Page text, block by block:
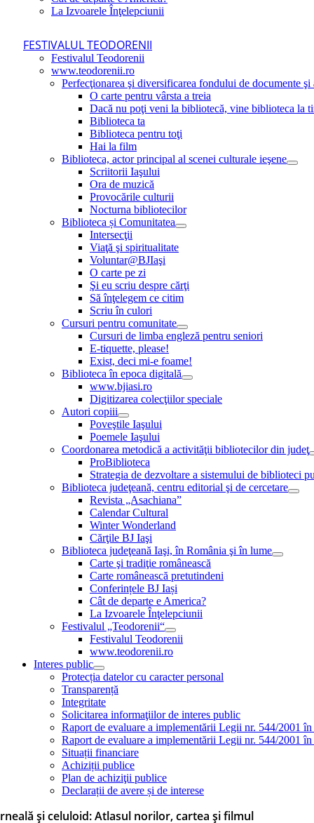
La Izvoarele Înţelepciunii
FESTIVALUL TEODORENII
Festivalul Teodorenii
www.teodorenii.ro
Perfecţionarea şi diversificarea fondului de documente
O carte pentru vârsta a treia
Dacă nu poţi veni la bibliotecă, vine biblioteca la
Biblioteca ta
Biblioteca pentru toţi
Hai la film
Biblioteca, actor principal al scenei culturale ieşene
Scriitorii Iaşului
Ora de muzică
Provocările culturii
Nocturna bibliotecilor
Biblioteca și Comunitatea
Intersecţii
Viaţă şi spiritualitate
Voluntar@BJIaşi
O carte pe zi
Şi eu scriu despre cărţi
Să înţelegem ce citim
Scriu în culori
Cursuri pentru comunitate
Cursuri de limba engleză pentru seniori
E-tiquette, please!
Exist, deci mi-e foame!
Biblioteca în epoca digitală
www.bjiasi.ro
Digitizarea colecţiilor speciale
Autori copiii
Poveştile Iaşului
Poemele Iaşului
Coordonarea metodică a activităţii bibliotecilor din judeţ
ProBiblioteca
Strategia de dezvoltare a sistemului de biblioteci
Biblioteca judeţeană, centru editorial şi de cercetare
Revista „Asachiana”
Calendar Cultural
Winter Wonderland
Cărţile BJ Iaşi
Biblioteca judeţeană Iaşi, în România şi în lume
Carte şi tradiţie românească
Carte românească pretutindeni
Conferințele BJ Iași
Cât de departe e America?
La Izvoarele Înţelepciunii
Festivalul „Teodorenii“
Festivalul Teodorenii
www.teodorenii.ro
Interes public
Protecția datelor cu caracter personal
Transparență
Integritate
Solicitarea informaţiilor de interes public
Raport de evaluare a implementării Legii nr. 544/2001
Raport de evaluare a implementării Legii nr. 544/2001
Situații financiare
Achiziții publice
Plan de achiziţii publice
Declarații de avere și de interese
și celuloid: Atlasul norilor, cartea și filmul